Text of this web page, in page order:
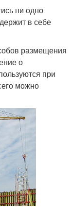
ни одно
в себе
размещения
о
при
можно